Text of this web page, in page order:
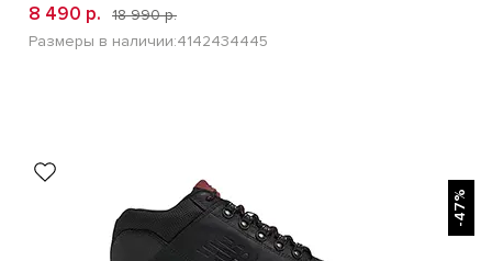
8 490 р.
18 990 р.
Размеры в наличии:4142434445
-47%